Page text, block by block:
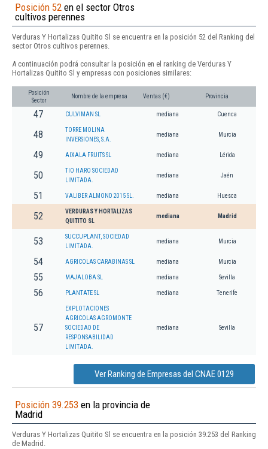
Posición 52 en el sector Otros
cultivos perennes
Verduras Y Hortalizas Quitito Sl se encuentra en la posición 52 del Ranking del
sector Otros cultivos perennes.
A continuación podrá consultar la posición en el ranking de Verduras Y
Hortalizas Quitito Sl y empresas con posiciones similares:
Posición
Sector
Nombre de la empresa Ventas (€) Provincia
47 CULVIMAN SL mediana Cuenca
48
TORRE MOLINA
INVERSIONES, S.A.
mediana Murcia
49 AIXALA FRUITS SL mediana Lérida
50
TIO HARO SOCIEDAD
LIMITADA.
mediana Jaén
51 VALIBER ALMOND 2015 SL. mediana Huesca
52
VERDURAS Y HORTALIZAS
QUITITO SL
mediana Madrid
53
SUCCUPLANT, SOCIEDAD
LIMITADA.
mediana Murcia
54 AGRICOLAS CARABINAS SL mediana Murcia
55 MAJALOBA SL mediana Sevilla
56 PLANTATE SL mediana Tenerife
57
EXPLOTACIONES
AGRICOLAS AGROMONTE
SOCIEDAD DE
RESPONSABILIDAD
LIMITADA.
mediana Sevilla
Ver Ranking de Empresas del CNAE 0129
Posición 39.253 en la provincia de
Madrid
Verduras Y Hortalizas Quitito Sl se encuentra en la posición 39.253 del Ranking
de Madrid.